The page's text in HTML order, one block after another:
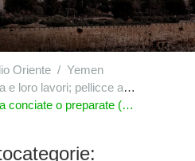
Oriente
Yemen
lavori; pellicce artificiali
cascami e ritagli), anche riunite (senza aggiunta di altre materie), diverse da quelle della voce|4303